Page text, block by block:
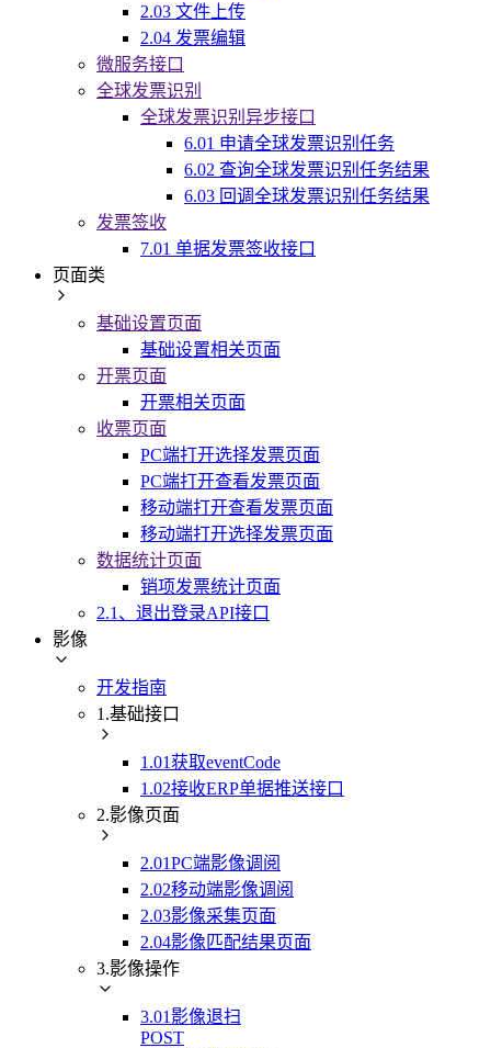
2.03 文件上传
2.04 发票编辑
微服务接口
全球发票识别
全球发票识别异步接口
6.01 申请全球发票识别任务
6.02 查询全球发票识别任务结果
6.03 回调全球发票识别任务结果
发票签收
7.01 单据发票签收接口
页面类
基础设置页面
基础设置相关页面
开票页面
开票相关页面
收票页面
PC端打开选择发票页面
PC端打开查看发票页面
移动端打开查看发票页面
移动端打开选择发票页面
数据统计页面
销项发票统计页面
2.1、退出登录API接口
影像
开发指南
1.基础接口
1.01获取eventCode
1.02接收ERP单据推送接口
2.影像页面
2.01PC端影像调阅
2.02移动端影像调阅
2.03影像采集页面
2.04影像匹配结果页面
3.影像操作
3.01影像退扫
POST